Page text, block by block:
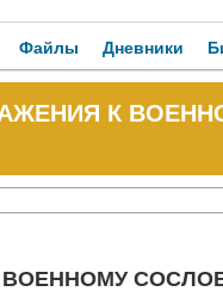
Файлы Дневники
К
ВОЕННОМУ